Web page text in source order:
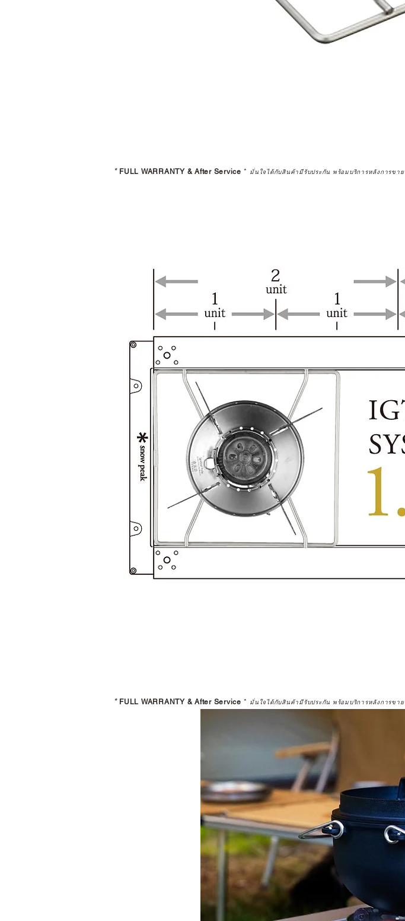
* FULL WARRANTY & After Service * มั่นใจได้กับสินค้ามีรับประกัน พร้อมบริการหลังการขาย
* FULL WARRANTY & After Service * มั่นใจได้กับสินค้ามีรับประกัน พร้อมบริการหลังการขาย